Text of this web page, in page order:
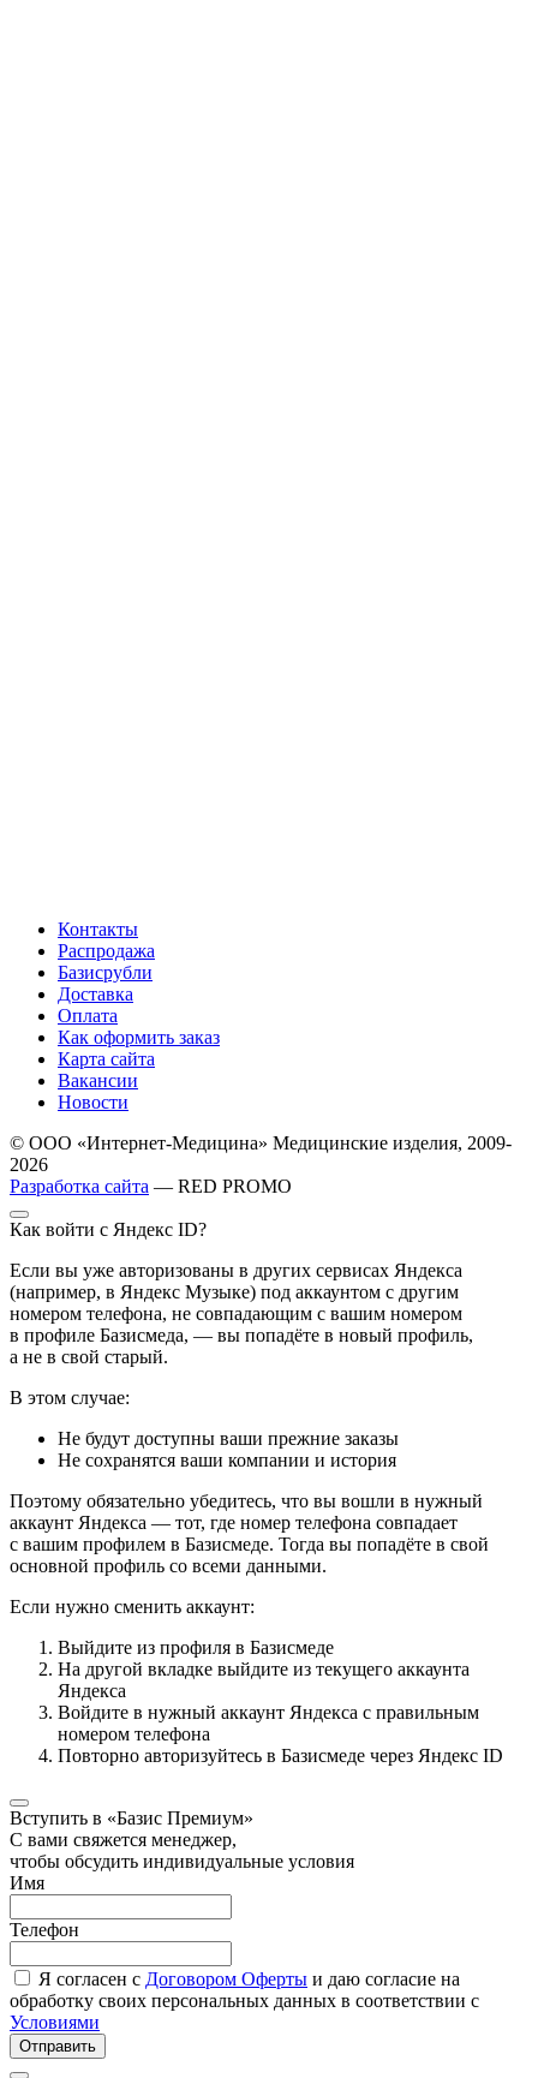
Контакты
Распродажа
Базисрубли
Доставка
Оплата
Как оформить заказ
Карта сайта
Вакансии
Новости
© ООО «Интернет-Медицина» Медицинские изделия, 2009-
2026
Разработка сайта — RED PROMO
Как войти с Яндекс ID?
Если вы уже авторизованы в других сервисах Яндекса
(например, в Яндекс Музыке) под аккаунтом с другим
номером телефона, не совпадающим с вашим номером
в профиле Базисмеда, — вы попадёте в новый профиль,
а не в свой старый.
В этом случае:
Не будут доступны ваши прежние заказы
Не сохранятся ваши компании и история
Поэтому обязательно убедитесь, что вы вошли в нужный
аккаунт Яндекса — тот, где номер телефона совпадает
с вашим профилем в Базисмеде. Тогда вы попадёте в свой
основной профиль со всеми данными.
Если нужно сменить аккаунт:
Выйдите из профиля в Базисмеде
На другой вкладке выйдите из текущего аккаунта
Яндекса
Войдите в нужный аккаунт Яндекса с правильным
номером телефона
Повторно авторизуйтесь в Базисмеде через Яндекс ID
Вступить в «Базис Премиум»
С вами свяжется менеджер,
чтобы обсудить индивидуальные условия
Имя
Телефон
Я согласен с Договором Оферты и даю согласие на
обработку своих персональных данных в соответствии с
Условиями
Отправить